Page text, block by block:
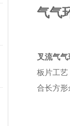
气气
叉流气
板片工艺
合长方形